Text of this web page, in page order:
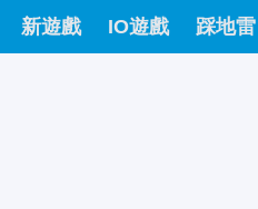
新遊戲 IO遊戲 踩地雷